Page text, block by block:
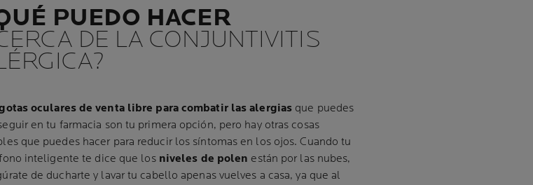
PUEDO HACER
DE LA CONJUNTIVITIS
oculares de venta libre para combatir las alergias que puedes
en tu farmacia son tu primera opción, pero hay otras cosas
que puedes hacer para reducir los síntomas en los ojos. Cuando tu
inteligente te dice que los niveles de polen están por las nubes,
de ducharte y lavar tu cabello apenas vuelves a casa, ya que al